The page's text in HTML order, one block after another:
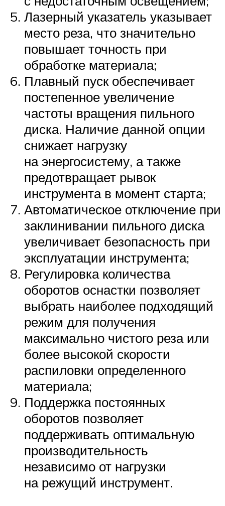
Лазерный указатель указывает
место реза, что значительно
повышает точность при
обработке материала;
Плавный пуск обеспечивает
постепенное увеличение
частоты вращения пильного
диска. Наличие данной опции
снижает нагрузку
на энергосистему, а также
предотвращает рывок
инструмента в момент старта;
Автоматическое отключение при
заклинивании пильного диска
увеличивает безопасность при
эксплуатации инструмента;
Регулировка количества
оборотов оснастки позволяет
выбрать наиболее подходящий
режим для получения
максимально чистого реза или
более высокой скорости
распиловки определенного
материала;
Поддержка постоянных
оборотов позволяет
поддерживать оптимальную
производительность
независимо от нагрузки
на режущий инструмент.